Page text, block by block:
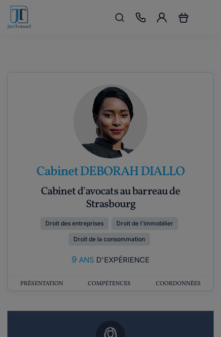
Cabinet DEBORAH DIALLO
Cabinet d'avocats au barreau de
Strasbourg
Droit des entreprises Droit de l'immobilier
Droit de la consommation
9 ANS D'EXPÉRIENCE
PRÉSENTATION COMPÉTENCES COORDONNÉES